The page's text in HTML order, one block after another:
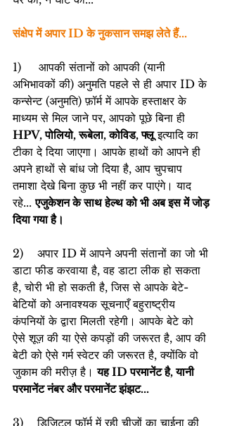
संक्षेप में अपार ID के नुकसान समझ लेते हैं...
1)     आपकी संतानों को आपकी (यानी
अभिभावकों की) अनुमति पहले से ही अपार ID के
कन्सेन्ट (अनुमति) फ़ॉर्म में आपके हस्ताक्षर के
माध्यम से मिल जाने पर, आपको पूछे बिना ही
HPV, पोलियो, रूबेला, कोविड, फ्लू इत्यादि का
टीका दे दिया जाएगा। आपके हाथों को आपने ही
अपने हाथों से बांध जो दिया है, आप चुपचाप
तमाशा देखे बिना कुछ भी नहीं कर पाएंगे। याद
रहे... एजुकेशन के साथ हेल्थ को भी अब इस में जोड़
दिया गया है।
2)    अपार ID में आपने अपनी संतानों का जो भी
डाटा फीड करवाया है, वह डाटा लीक हो सकता
है, चोरी भी हो सकती है, जिस से आपके बेटे-
बेटियों को अनावश्यक सूचनाएँ बहुराष्ट्रीय
कंपनियों के द्वारा मिलती रहेगी। आपके बेटे को
ऐसे शूज़ की या ऐसे कपड़ों की जरूरत है, आप की
बेटी को ऐसे गर्म स्वेटर की जरूरत है, क्योंकि वो
जुकाम की मरीज़ है। यह ID परमानेंट है, यानी
परमानेंट नंबर और परमानेंट झंझट...
3)    डिजिटल फॉर्म में रही चीजों का चाईना की